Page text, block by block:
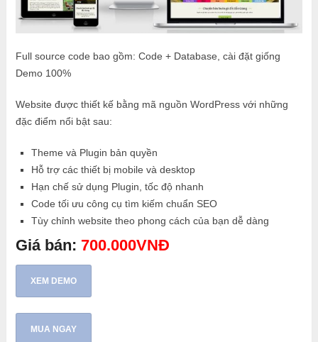
Full source code bao gồm: Code + Database, cài đặt giống
Demo 100%
Website được thiết kế bằng mã nguồn WordPress với những
đặc điểm nổi bật sau:
Theme và Plugin bản quyền
Hỗ trợ các thiết bị mobile và desktop
Hạn chế sử dụng Plugin, tốc độ nhanh
Code tối ưu công cụ tìm kiếm chuẩn SEO
Tùy chỉnh website theo phong cách của bạn dễ dàng
Giá bán: 700.000VNĐ
XEM DEMO
MUA NGAY